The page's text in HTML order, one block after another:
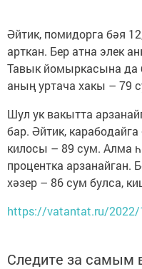
Әйтик, помидорга бәя
арткан. Бер атна элек
Тавык йомыркасына да
аның уртача хакы – 79
Шул ук вакытта
бар. Әйтик,
килосы – 89 сум. Алма
процентка арзанайган.
хәзер – 86 сум булса,
https://vatantat.ru/
Следите за самым